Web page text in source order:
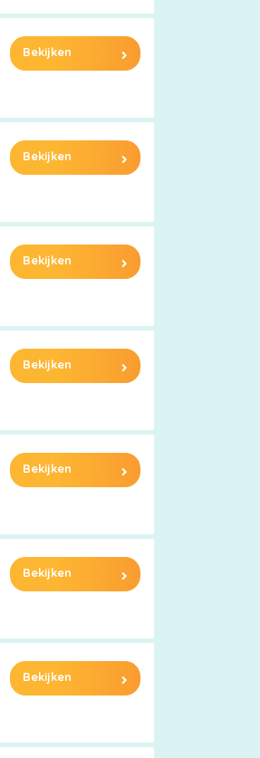
Bekijken
Bekijken
Bekijken
Bekijken
Bekijken
Bekijken
Bekijken